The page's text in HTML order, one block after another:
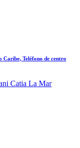
Teléfono de centro
Catia La Mar